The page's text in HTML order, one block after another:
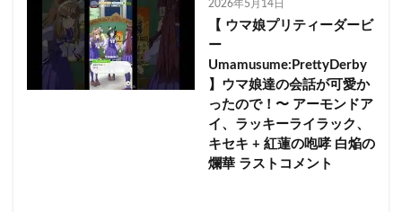
2026年5月14日
【 ウマ娘プリティーダービ
ー
Umamusume:PrettyDerby
】ウマ娘達の会話が可愛か
ったので！〜 アーモンドア
イ、ラッキーライラック、
キセキ + 紅蓮の咆哮 白焔の
爛華 ラストコメント